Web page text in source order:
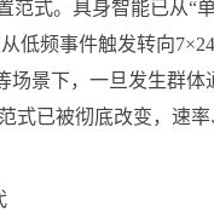
式。具身智能已从“
低频事件触发转向
景下，一旦发生群
式已被彻底改变，速